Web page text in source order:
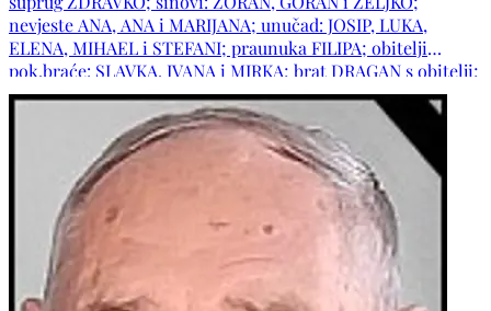
nevjeste ANA, ANA i MARIJANA; unučad: JOSIP, LUKA,
ELENA, MIHAEL i STEFANI; praunuka FILIPA; obitelji
pok.braće: SLAVKA, IVANA i MIRKA; brat DRAGAN s obitelji;
sestre: ZDRAVKA, ANICA i MARA s obiteljima; obitelj pok.
djevera KARLA; zaova JELA s obitelji; obitelji: ČULJAK,
ZELENIKA, ŠAIN, DOMISLIĆ, KNEZOVIĆ, LUCOVIĆ, GALIĆ,
LONČAR, KOŽUL, ROTIM, PRSKALO, RAKIĆ, ĆAVAR,
MANDIĆ, ĆUŽE, BOKŠIĆ, MARIJANOVIĆ, DUSPER,
IDŽAKOVIĆ, MARIĆ, SIMOVIĆ, MILINKOVIĆ, DŽEBA,
RASPUDIĆ, KOPILAŠ, DŽIDIĆ te ostala mnogobrojna
rodbina, kumovi i prijatelji.